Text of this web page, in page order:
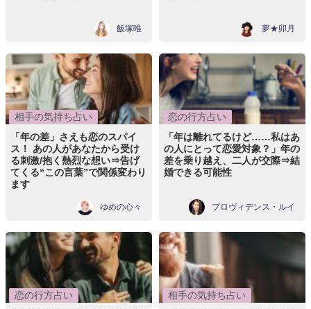
飯塚唯 夢★卯月
相手の気持ち占い
「年の差」さえも恋のスパイ
ス！ あの人があなたから受け
る刺激/抱く熱烈な想い⇒告げ
てくる“この言葉”で関係変わり
ます
ゆめの心々
恋の行方占い
「年は離れてるけど……私はあ
の人にとって恋愛対象？」年の
差を乗り越え、二人が交際⇒結
婚できる可能性
プロヴィデンス・ルイ
恋の行方占い
相手の気持ち占い